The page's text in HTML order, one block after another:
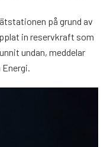
på grund av
in reservkraft som
undan, meddelar